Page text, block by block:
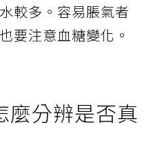
較多。容易脹氣者
要注意血糖變化。
麼分辨是否真